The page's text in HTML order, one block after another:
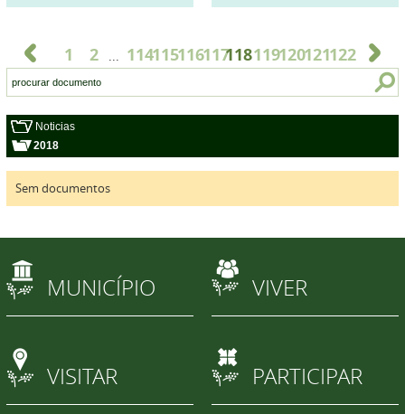
1 2 ... 114115116117118119120121122
Noticias
2018
Sem documentos
MUNICÍPIO VIVER
VISITAR PARTICIPAR